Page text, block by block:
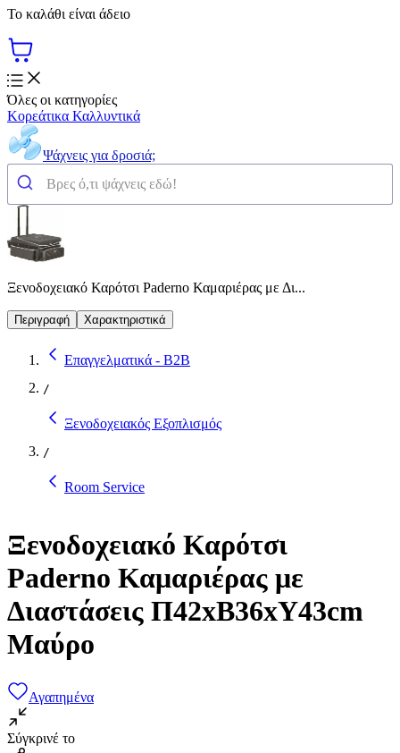
Το καλάθι είναι άδειο
Όλες οι κατηγορίες
Κορεάτικα Καλλυντικά
Ψάχνεις για δροσιά;
Ξενοδοχειακό Καρότσι Paderno Καμαριέρας με Δι...
Περιγραφή Χαρακτηριστικά
Επαγγελματικά - B2B
/
Ξενοδοχειακός Εξοπλισμός
/
Room Service
Ξενοδοχειακό Καρότσι
Paderno Καμαριέρας με
Διαστάσεις Π42xΒ36xΥ43cm
Μαύρο
Αγαπημένα
Σύγκρινέ το